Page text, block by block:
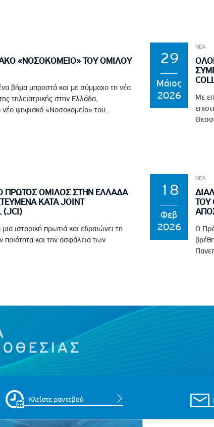
«ΝΟΣΟΚΟΜΕΙΟ» ΤΟΥ ΟΜΙΛΟΥ
βήμα μπροστά και με σύμμαχο τη νέα
τηλεϊατρικής στην Ελλάδα,
ψηφιακό «Νοσοκομείο» του...
29
Μάιος
2026
ΝΕΑ
Με
ΠΡΩΤΟΣ ΟΜΙΛΟΣ ΣΤΗΝ ΕΛΛΑΔΑ
ΚΑΤΑ JOINT
(JCI)
ιστορική πρωτιά και εδραιώνει τη
και την ασφάλεια των
18
Φεβ
2026
ΝΕΑ
ΤΟΥ
Ο